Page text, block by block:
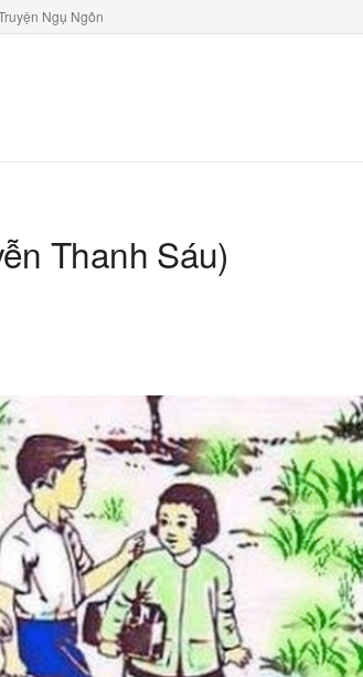
Ngụ Ngôn
Thanh Sáu)